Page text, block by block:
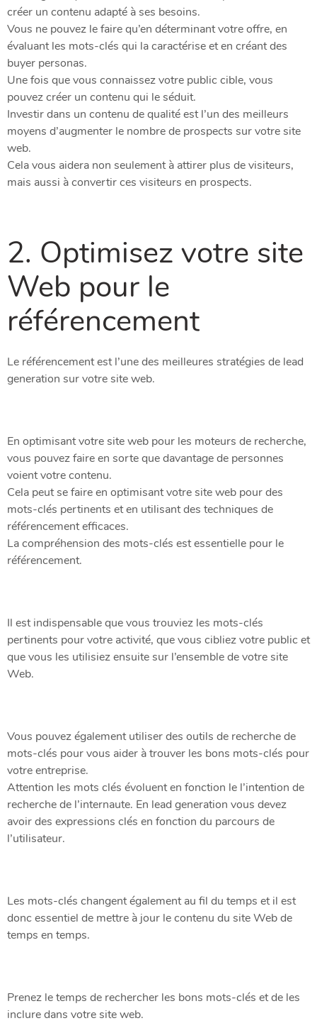
créer un contenu adapté à ses besoins.
Vous ne pouvez le faire qu’en déterminant votre offre, en
évaluant les mots-clés qui la caractérise et en créant des
buyer personas.
Une fois que vous connaissez votre public cible, vous
pouvez créer un contenu qui le séduit.
Investir dans un contenu de qualité est l’un des meilleurs
moyens d’augmenter le nombre de prospects sur votre site
web.
Cela vous aidera non seulement à attirer plus de visiteurs,
mais aussi à convertir ces visiteurs en prospects.
2. Optimisez votre site
Web pour le
référencement
Le référencement est l’une des meilleures stratégies de lead
generation sur votre site web.
En optimisant votre site web pour les moteurs de recherche,
vous pouvez faire en sorte que davantage de personnes
voient votre contenu.
Cela peut se faire en optimisant votre site web pour des
mots-clés pertinents et en utilisant des techniques de
référencement efficaces.
La compréhension des mots-clés est essentielle pour le
référencement.
Il est indispensable que vous trouviez les mots-clés
pertinents pour votre activité, que vous cibliez votre public et
que vous les utilisiez ensuite sur l’ensemble de votre site
Web.
Vous pouvez également utiliser des outils de recherche de
mots-clés pour vous aider à trouver les bons mots-clés pour
votre entreprise.
Attention les mots clés évoluent en fonction le l’intention de
recherche de l’internaute. En lead generation vous devez
avoir des expressions clés en fonction du parcours de
l’utilisateur.
Les mots-clés changent également au fil du temps et il est
donc essentiel de mettre à jour le contenu du site Web de
temps en temps.
Prenez le temps de rechercher les bons mots-clés et de les
inclure dans votre site web.